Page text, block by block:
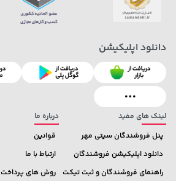
لینک های مفید
پنل فروشندگان سیتی مهر
دانلود اپلیکیشن فروشندگان
راهنمای فروشندگان و ثبت تیکت
درباره ما
قوانین
ارتباط با ما
روش های پرداخت
دانلود اپلیکیشن